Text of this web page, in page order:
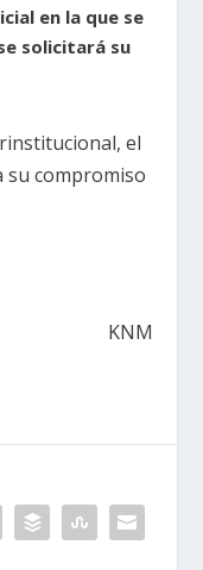
en la que se
solicitará su
el
su compromiso
KNM